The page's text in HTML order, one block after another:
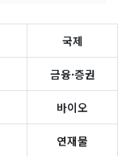
국제
금융·증권
바이오
연재물